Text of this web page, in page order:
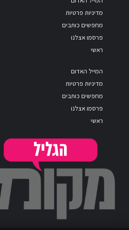
מדיניות פרטיות
מחפשים כותבים
פרסמו אצלנו
ראשי
המייל האדום
מדיניות פרטיות
מחפשים כותבים
פרסמו אצלנו
ראשי